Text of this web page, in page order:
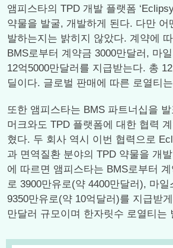
앰피스타의 TPD 개발 플랫폼
약물을 발굴, 개발하게 된다. 다만 어
발하는지는 밝히지 않았다. 계약에
BMS로부터 계약금 3000만달러, 마
12억5000만달러를 지급받는다. 총
딜이다. 글로벌 판매에 따른 로열티
또한 앰피스타는 BMS 파트너십을
머크와도 TPD 플랫폼에 대한 협력
혔다. 두 회사 역시 이번 협력으로
과 면역질환 분야의 TPD 약물을 개
에 따르면 앰피스타는 BMS로부터
로 3900만유로(약 4400만달러), 마일
9350만유로(약 10억달러)를 지급받
만달러 규모이며 한자릿수 로열티는